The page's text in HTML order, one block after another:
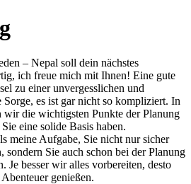
– Nepal soll dein nächstes
ich freue mich mit Ihnen! Eine gute
zu einer unvergesslichen und
es ist gar nicht so kompliziert. In
wir die wichtigsten Punkte der Planung
eine solide Basis haben.
meine Aufgabe, Sie nicht nur sicher
Sie auch schon bei der Planung
Je besser wir alles vorbereiten, desto
genießen.